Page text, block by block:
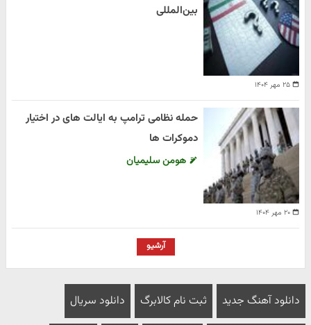
۲۵ مهر ۱۴۰۴
بین‌المللی
۲۰ مهر ۱۴۰۴
حمله نظامی ترامپ به ایالت های در اختیار
دموکرات ها
هومن سلیمیان
آرشیو
دانلود آهنگ جدید ثبت نام کالابرگ دانلود سریال